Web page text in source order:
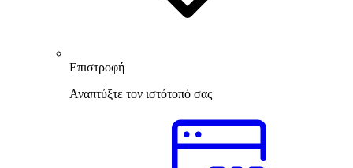
Επιστροφή
Αναπτύξτε τον ιστότοπό σας